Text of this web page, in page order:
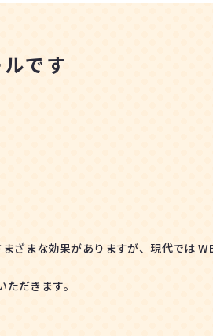
です
ざまな効果がありますが、現代では
だきます。